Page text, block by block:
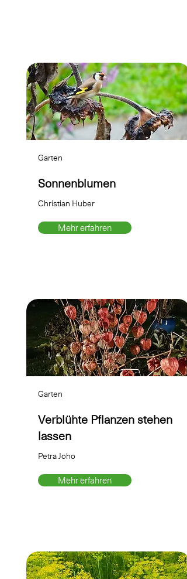
Garten
Sonnenblumen
Christian Huber
Mehr erfahren
Garten
Verblühte Pflanzen stehen
lassen
Petra Joho
Mehr erfahren